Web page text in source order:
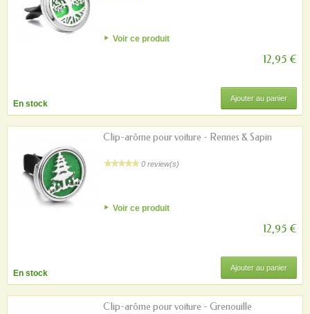
Voir ce produit
12,95 €
En stock
Ajouter au panier
Clip-arôme pour voiture - Rennes & Sapin
0 review(s)
Voir ce produit
12,95 €
En stock
Ajouter au panier
Clip-arôme pour voiture - Grenouille